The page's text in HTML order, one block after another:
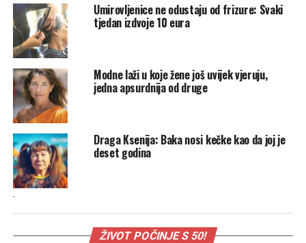
Umirovljenice ne odustaju od frizure: Svaki
tjedan izdvoje 10 eura
Modne laži u koje žene još uvijek vjeruju,
jedna apsurdnija od druge
Draga Ksenija: Baka nosi kečke kao da joj je
deset godina
.
ŽIVOT POČINJE S 50!